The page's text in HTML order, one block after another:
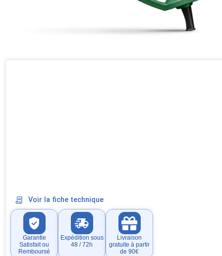
Voir la fiche technique
Garantie
Satisfait ou
Remboursé
Expédition sous
48 / 72h
Livraison
gratuite à partir
de 90€